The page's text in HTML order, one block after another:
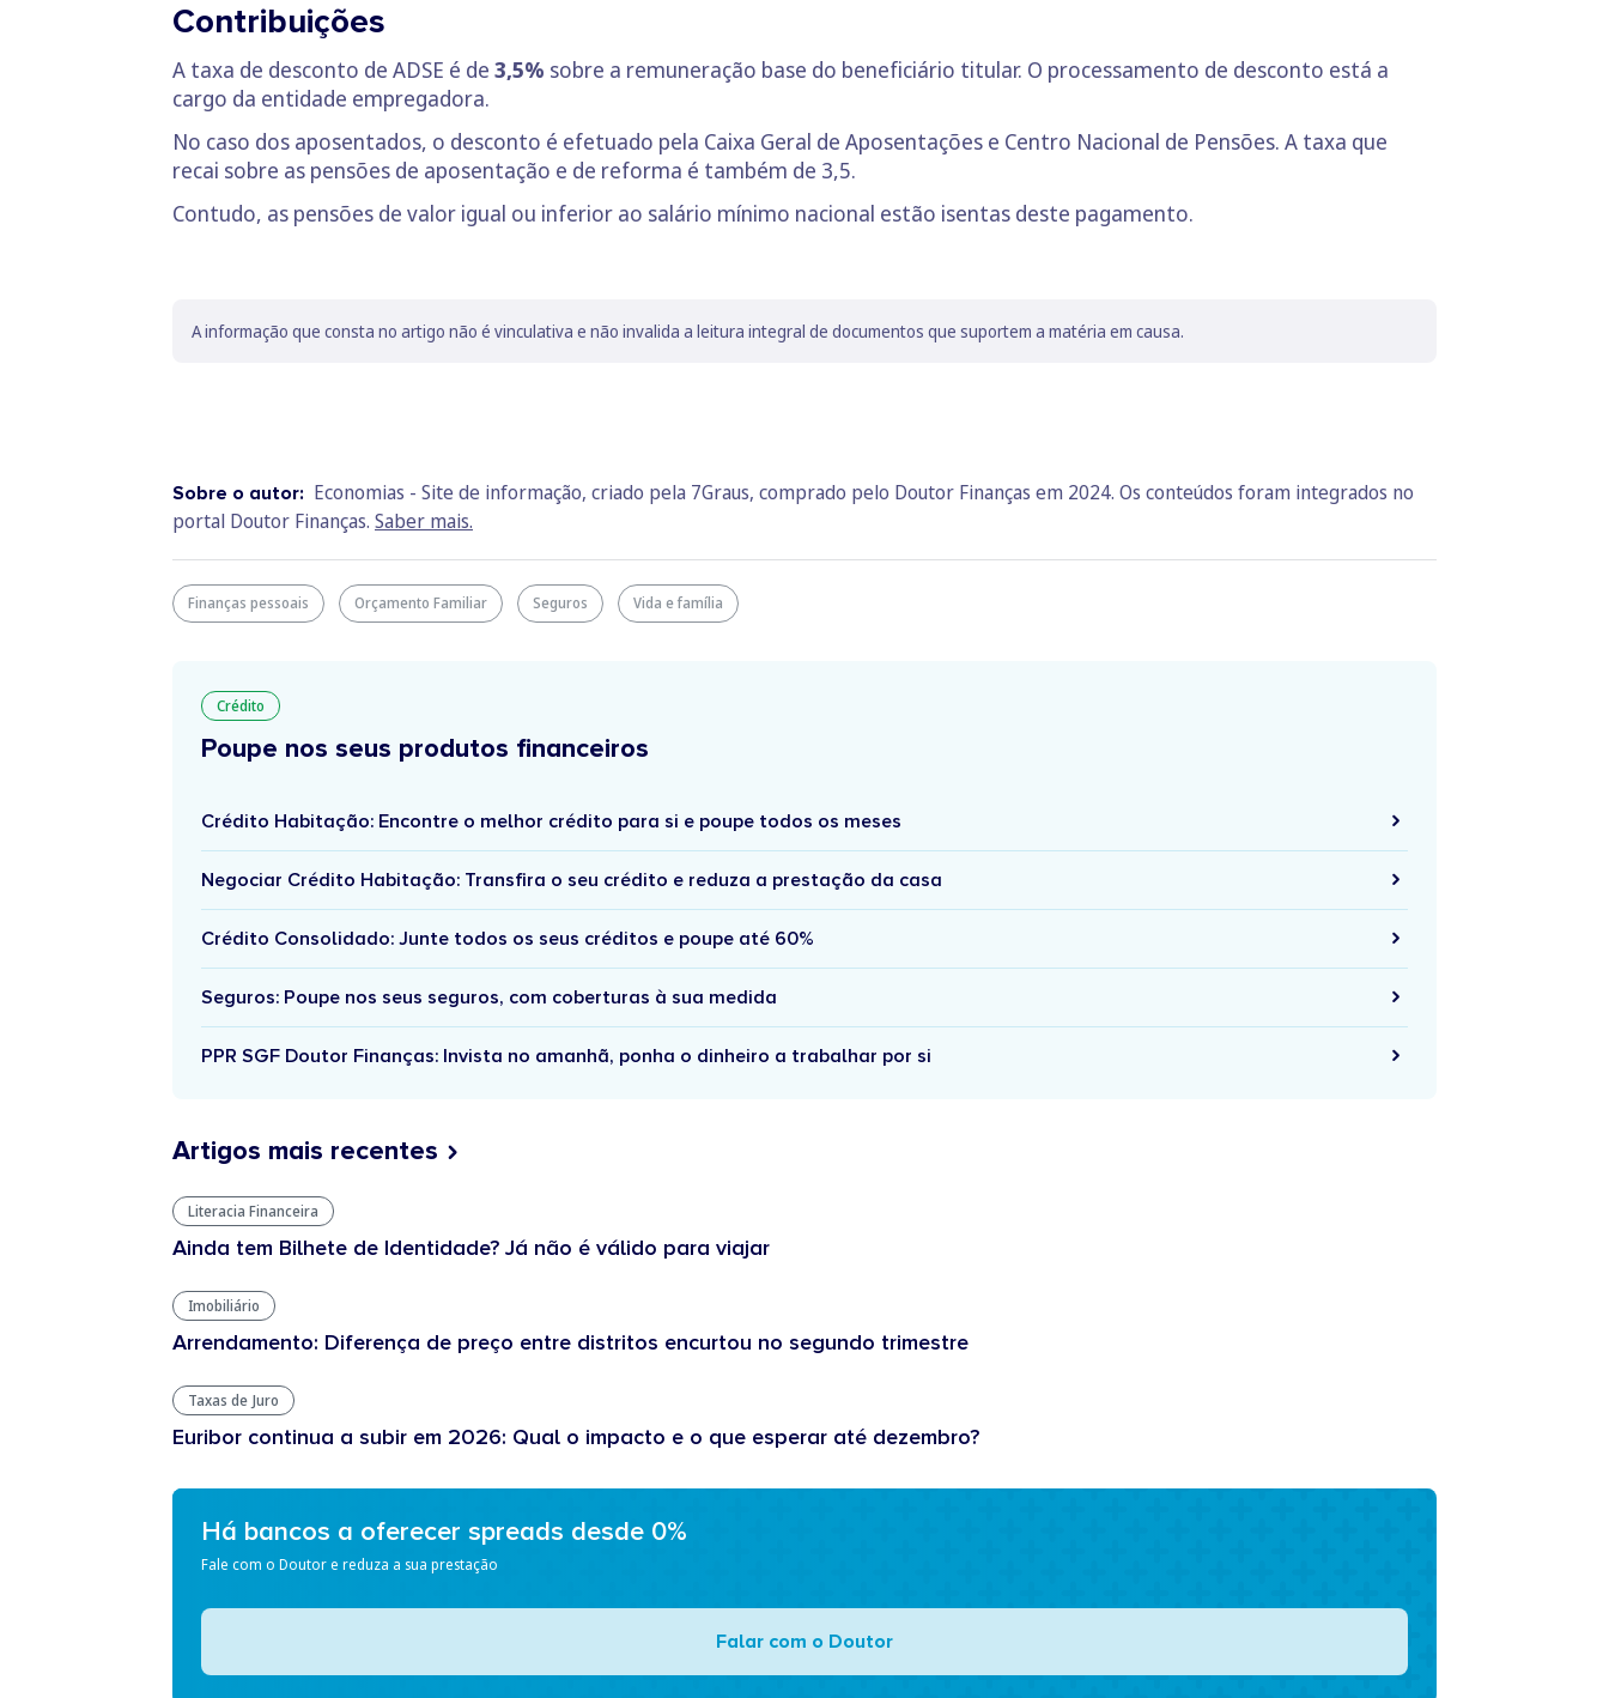
Contribuições
A taxa de desconto de ADSE é de 3,5% sobre a remuneração base do beneficiário titular. O processamento de desconto está a
cargo da entidade empregadora.
No caso dos aposentados, o desconto é efetuado pela Caixa Geral de Aposentações e Centro Nacional de Pensões. A taxa que
recai sobre as pensões de aposentação e de reforma é também de 3,5.
Contudo, as pensões de valor igual ou inferior ao salário mínimo nacional estão isentas deste pagamento.
A informação que consta no artigo não é vinculativa e não invalida a leitura integral de documentos que suportem a matéria em causa.
Sobre o autor: Economias - Site de informação, criado pela 7Graus, comprado pelo Doutor Finanças em 2024. Os conteúdos foram integrados no
portal Doutor Finanças. Saber mais.
Finanças pessoais Orçamento Familiar Seguros Vida e família
Crédito
Poupe nos seus produtos financeiros
Crédito Habitação: Encontre o melhor crédito para si e poupe todos os meses
Negociar Crédito Habitação: Transfira o seu crédito e reduza a prestação da casa
Crédito Consolidado: Junte todos os seus créditos e poupe até 60%
Seguros: Poupe nos seus seguros, com coberturas à sua medida
PPR SGF Doutor Finanças: Invista no amanhã, ponha o dinheiro a trabalhar por si
Artigos mais recentes
Literacia Financeira
Ainda tem Bilhete de Identidade? Já não é válido para viajar
Imobiliário
Arrendamento: Diferença de preço entre distritos encurtou no segundo trimestre
Taxas de Juro
Euribor continua a subir em 2026: Qual o impacto e o que esperar até dezembro?
Há bancos a oferecer spreads desde 0%
Fale com o Doutor e reduza a sua prestação
Falar com o Doutor